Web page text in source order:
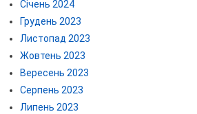
Січень 2024
Грудень 2023
Листопад 2023
Жовтень 2023
Вересень 2023
Серпень 2023
Липень 2023